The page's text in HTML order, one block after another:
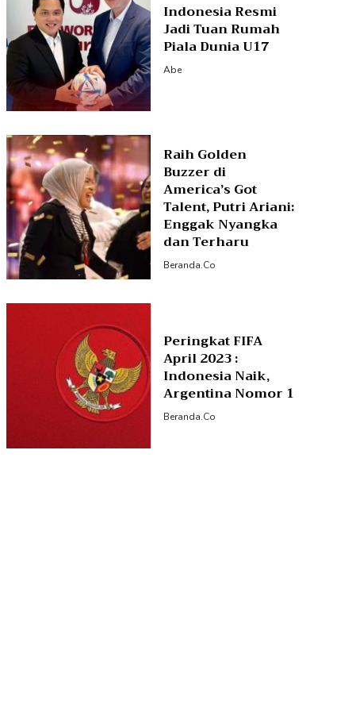
Indonesia Resmi
Jadi Tuan Rumah
Piala Dunia U17
Abe
Raih Golden
Buzzer di
America’s Got
Talent, Putri Ariani:
Enggak Nyangka
dan Terharu
Beranda.co
Peringkat FIFA
April 2023 :
Indonesia Naik,
Argentina Nomor 1
Beranda.co